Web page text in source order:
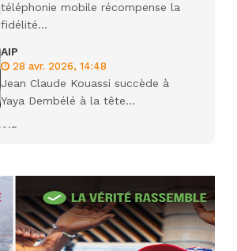
téléphonie mobile récompense la
fidélité...
AIP
28 avr. 2026, 14:48
Jean Claude Kouassi succède à
Yaya Dembélé à la tête...
AIP
Camara tué lors d’attaques...
22 avr. 2026, 16:41
Des bureaux ravagés dans un